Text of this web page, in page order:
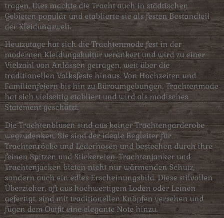
tragen. Dies machte die Tracht auch in städtischen
Gebieten populär und etablierte sie als festen Bestandteil
der Kleidungswelt.
Heutzutage hat sich die Trachtenmode fest in der
modernen Kleidungskultur verankert und wird zu einer
Vielzahl von Anlässen getragen, weit über die
traditionellen Volksfeste hinaus. Von Hochzeiten und
Familienfeiern bis hin zu Büroumgebungen, Trachtenmode
hat sich vielseitig etabliert und wird als modisches
Statement geschätzt.
Die Trachtenblusen sind aus keiner Trachtengarderobe
wegzudenken. Sie sind der ideale Begleiter für
Trachtenröcke und Lederhosen und bestechen durch ihre
feinen Spitzen und Stickereien. Trachtenjanker und
Trachtenjacken bieten nicht nur wärmenden Schutz,
sondern auch ein edles Erscheinungsbild. Diese stilvollen
Überzieher, oft aus hochwertigem Loden oder Leinen
gefertigt, sind mit traditionellen Knöpfen versehen und
fügen dem Outfit eine elegante Note hinzu.